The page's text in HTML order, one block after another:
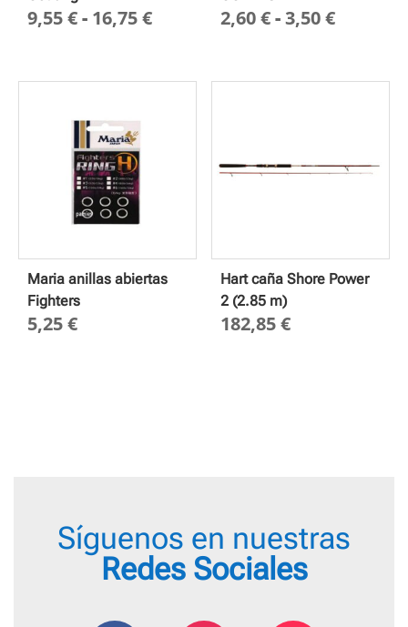
9,55€- 16,75€Rango
desde
2,60€-3,50€Rango
desde
3,50 €
Maria anillas abiertas
Fighters
5,25€
Hart caña Shore Power
2 (2.85 m)
182,85€
Síguenos en nuestras
Redes Sociales